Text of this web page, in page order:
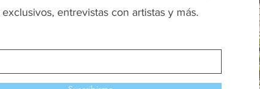
entrevistas con artistas y más.